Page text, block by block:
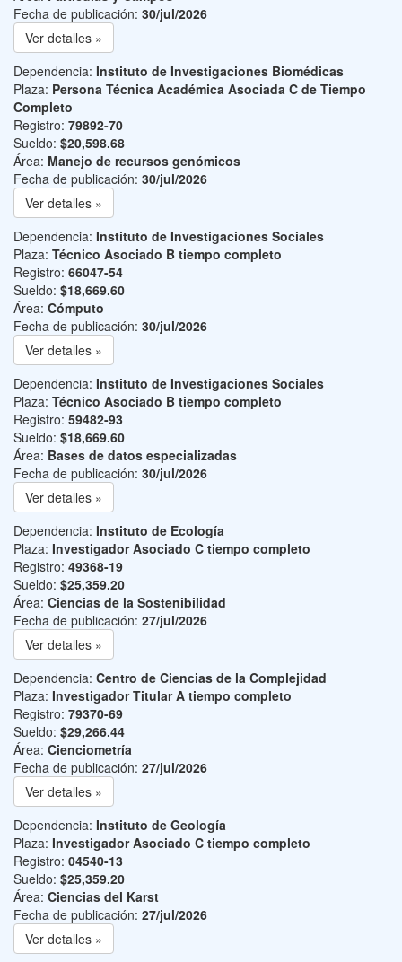
Fecha de publicación: 30/jul/2026
Ver detalles »
Dependencia: Instituto de Investigaciones Biomédicas
Plaza: Persona Técnica Académica Asociada C de Tiempo
Completo
Registro: 79892-70
Sueldo: $20,598.68
Área: Manejo de recursos genómicos
Fecha de publicación: 30/jul/2026
Ver detalles »
Dependencia: Instituto de Investigaciones Sociales
Plaza: Técnico Asociado B tiempo completo
Registro: 66047-54
Sueldo: $18,669.60
Área: Cómputo
Fecha de publicación: 30/jul/2026
Ver detalles »
Dependencia: Instituto de Investigaciones Sociales
Plaza: Técnico Asociado B tiempo completo
Registro: 59482-93
Sueldo: $18,669.60
Área: Bases de datos especializadas
Fecha de publicación: 30/jul/2026
Ver detalles »
Dependencia: Instituto de Ecología
Plaza: Investigador Asociado C tiempo completo
Registro: 49368-19
Sueldo: $25,359.20
Área: Ciencias de la Sostenibilidad
Fecha de publicación: 27/jul/2026
Ver detalles »
Dependencia: Centro de Ciencias de la Complejidad
Plaza: Investigador Titular A tiempo completo
Registro: 79370-69
Sueldo: $29,266.44
Área: Cienciometría
Fecha de publicación: 27/jul/2026
Ver detalles »
Dependencia: Instituto de Geología
Plaza: Investigador Asociado C tiempo completo
Registro: 04540-13
Sueldo: $25,359.20
Área: Ciencias del Karst
Fecha de publicación: 27/jul/2026
Ver detalles »